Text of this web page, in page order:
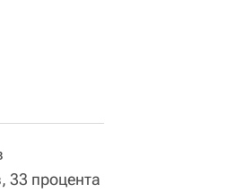
33 процента